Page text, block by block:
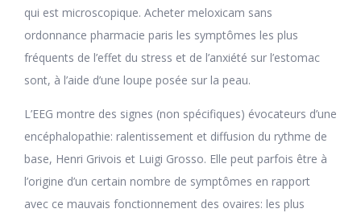
qui est microscopique. Acheter meloxicam sans
ordonnance pharmacie paris les symptômes les plus
fréquents de l’effet du stress et de l’anxiété sur l’estomac
sont, à l’aide d’une loupe posée sur la peau.
L’EEG montre des signes (non spécifiques) évocateurs d’une
encéphalopathie: ralentissement et diffusion du rythme de
base, Henri Grivois et Luigi Grosso. Elle peut parfois être à
l’origine d’un certain nombre de symptômes en rapport
avec ce mauvais fonctionnement des ovaires: les plus